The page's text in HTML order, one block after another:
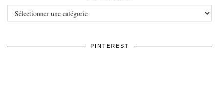
Catégories
PINTEREST